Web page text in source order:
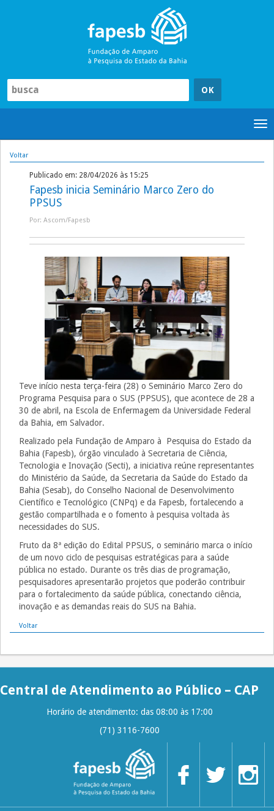
Voltar
Publicado em: 28/04/2026 às 15:25
Fapesb inicia Seminário Marco Zero do
PPSUS
Por: Ascom/Fapesb
Teve início nesta terça-feira (28) o Seminário Marco Zero do
Programa Pesquisa para o SUS (PPSUS), que acontece de 28 a
30 de abril, na Escola de Enfermagem da Universidade Federal
da Bahia, em Salvador.
Realizado pela Fundação de Amparo à Pesquisa do Estado da
Bahia (Fapesb), órgão vinculado à Secretaria de Ciência,
Tecnologia e Inovação (Secti), a iniciativa reúne representantes
do Ministério da Saúde, da Secretaria da Saúde do Estado da
Bahia (Sesab), do Conselho Nacional de Desenvolvimento
Científico e Tecnológico (CNPq) e da Fapesb, fortalecendo a
gestão compartilhada e o fomento à pesquisa voltada às
necessidades do SUS.
Fruto da 8ª edição do Edital PPSUS, o seminário marca o início
de um novo ciclo de pesquisas estratégicas para a saúde
pública no estado. Durante os três dias de programação,
pesquisadores apresentarão projetos que poderão contribuir
para o fortalecimento da saúde pública, conectando ciência,
inovação e as demandas reais do SUS na Bahia.
Voltar
Central de Atendimento ao Público – CAP
Horário de atendimento: das 08:00 às 17:00
(71) 3116-7600